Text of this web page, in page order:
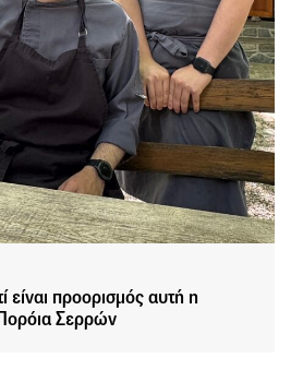
είναι προορισμός αυτή η
Σερρών